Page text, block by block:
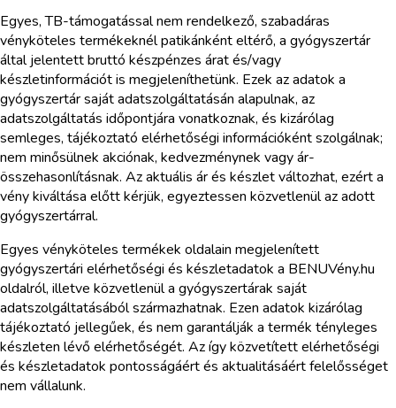
Egyes, TB-támogatással nem rendelkező, szabadáras
vényköteles termékeknél patikánként eltérő, a gyógyszertár
által jelentett bruttó készpénzes árat és/vagy
készletinformációt is megjeleníthetünk. Ezek az adatok a
gyógyszertár saját adatszolgáltatásán alapulnak, az
adatszolgáltatás időpontjára vonatkoznak, és kizárólag
semleges, tájékoztató elérhetőségi információként szolgálnak;
nem minősülnek akciónak, kedvezménynek vagy ár-
összehasonlításnak. Az aktuális ár és készlet változhat, ezért a
vény kiváltása előtt kérjük, egyeztessen közvetlenül az adott
gyógyszertárral.
Egyes vényköteles termékek oldalain megjelenített
gyógyszertári elérhetőségi és készletadatok a BENUVény.hu
oldalról, illetve közvetlenül a gyógyszertárak saját
adatszolgáltatásából származhatnak. Ezen adatok kizárólag
tájékoztató jellegűek, és nem garantálják a termék tényleges
készleten lévő elérhetőségét. Az így közvetített elérhetőségi
és készletadatok pontosságáért és aktualitásáért felelősséget
nem vállalunk.